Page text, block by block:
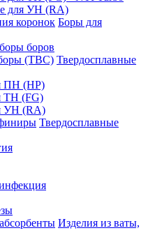
для УН (RA)
Боры для
боров
Твердосплавные
ПН (HP)
ТН (FG)
УН (RA)
Твердосплавные
Изделия из ваты,